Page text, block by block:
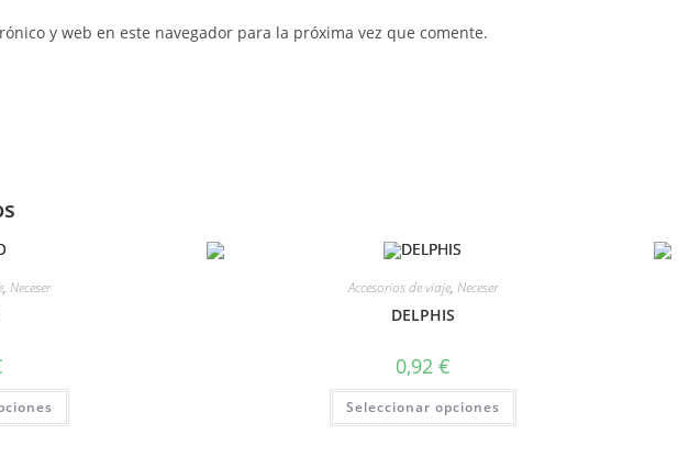
y web en este navegador para la próxima vez que comente.
,Neceser Accesorios de viaje, Neceser
DELPHIS
0,92 €
Seleccionar opciones